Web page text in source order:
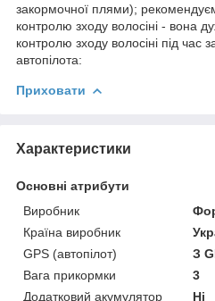
закормочної плями);
контролю зходу волосіні - вона
контролю зходу волосіні під час
автопілота:
Приховати
Характеристики
Основні атрибути
Виробник
Країна виробник
GPS (автопілот)
З
Вага прикормки
3
Додатковий акумулятор
Ні